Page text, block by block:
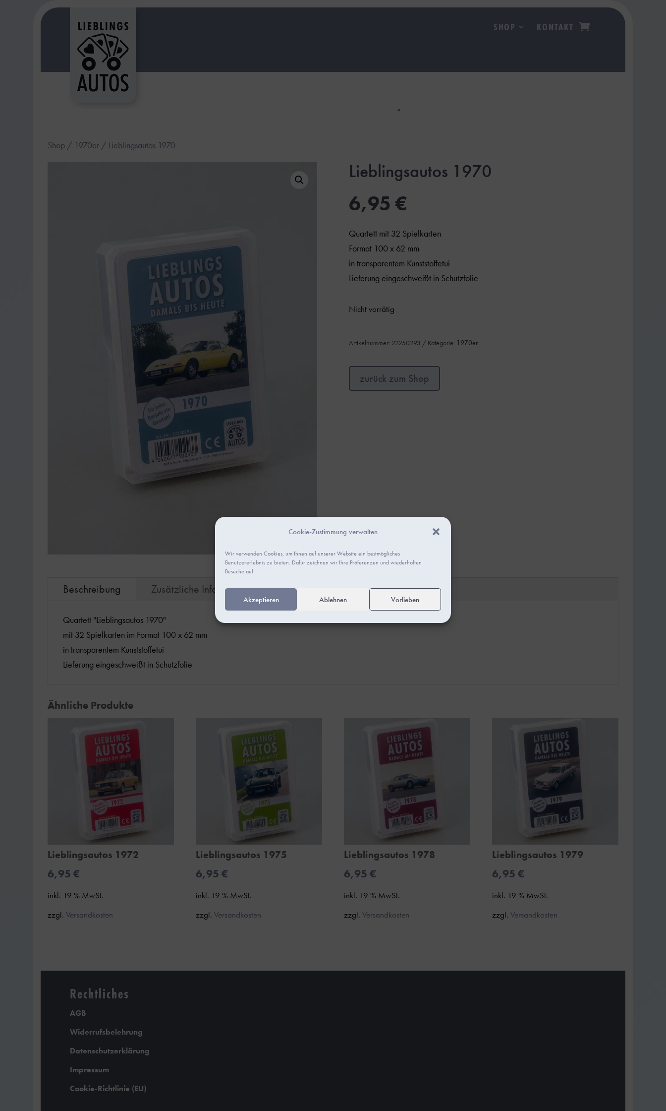
Cookie-Zustimmung verwalten
Wir verwenden Cookies, um Ihnen auf unserer Website ein bestmögliches
Benutzererlebnis zu bieten. Dafür zeichnen wir Ihre Präferenzen und wiederholten
Besuche auf.
Akzeptieren Ablehnen Vorlieben
SHOP KONTAKT
Shop / 1970er / Lieblingsautos 1970
Lieblingsautos 1970
6,95€
Quartett mit 32 Spielkarten
Format 100 x 62 mm
in transparentem Kunststoffetui
Lieferung eingeschweißt in Schutzfolie
Nicht vorrätig
Artikelnummer: 22250293 Kategorie: 1970er
zurück zum Shop
Beschreibung Zusätzliche Information Rezensionen (0)
Quartett "Lieblingsautos 1970"
mit 32 Spielkarten im Format 100 x 62 mm
in transparentem Kunststoffetui
Lieferung eingeschweißt in Schutzfolie
Ähnliche Produkte
Lieblingsautos 1972
6,95€
inkl. 19 % MwSt.
zzgl.Versandkosten
Lieblingsautos 1975
6,95€
inkl. 19 % MwSt.
zzgl.Versandkosten
Lieblingsautos 1978
6,95 €
inkl. 19 % MwSt.
zzgl. Versandkosten
Lieblingsautos 1979
6,95 €
inkl. 19 % MwSt.
zzgl. Versandkosten
Rechtliches
AGB
Widerrufsbelehrung
Datenschutzerklärung
Impressum
Cookie-Richtlinie (EU)